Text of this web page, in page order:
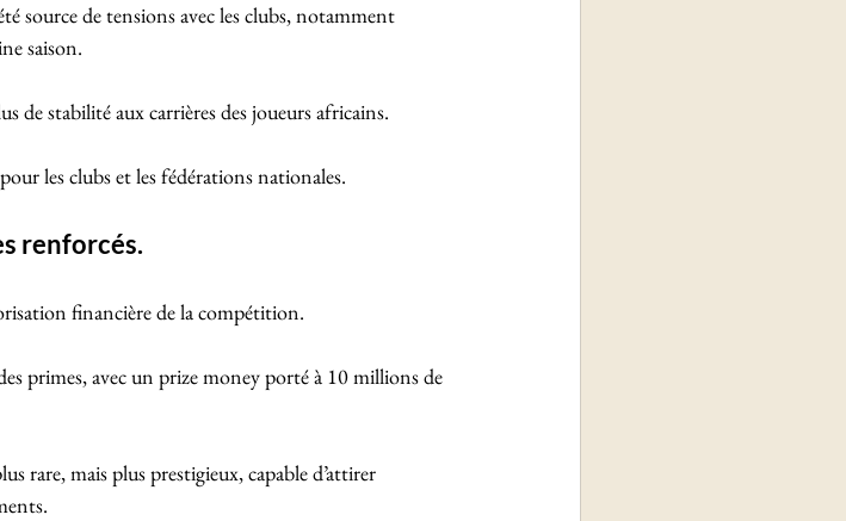
source de tensions avec les clubs, notamment
saison.
de stabilité aux carrières des joueurs africains.
les clubs et les fédérations nationales.
renforcés.
financière de la compétition.
primes, avec un prize money porté à 10 millions de
rare, mais plus prestigieux, capable d’attirer